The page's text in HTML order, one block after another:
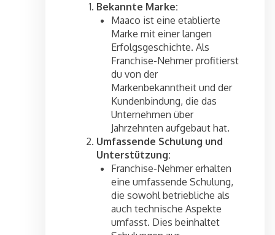
Bekannte Marke:
Maaco ist eine etablierte
Marke mit einer langen
Erfolgsgeschichte. Als
Franchise-Nehmer profitierst
du von der
Markenbekanntheit und der
Kundenbindung, die das
Unternehmen über
Jahrzehnten aufgebaut hat.
Umfassende Schulung und
Unterstützung:
Franchise-Nehmer erhalten
eine umfassende Schulung,
die sowohl betriebliche als
auch technische Aspekte
umfasst. Dies beinhaltet